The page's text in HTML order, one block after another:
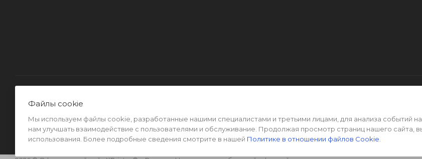
Файлы cookie
Мы используем файлы cookie, разработанные нашими специалистами и третьими лицами, для анализа событий
нам улучшать взаимодействие с пользователями и обслуживание. Продолжая просмотр страниц нашего сайта,
использования. Более подробные сведения смотрите в нашей Политике в отношении файлов Cookie